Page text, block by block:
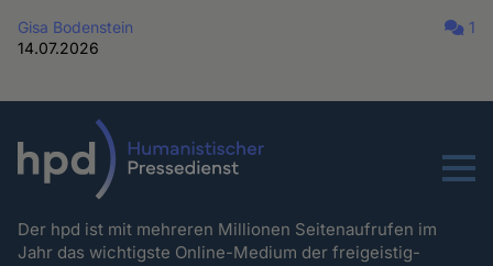
Gisa Bodenstein
14.07.2026
1
Menu
Der hpd ist mit mehreren Millionen Seitenaufrufen im
Jahr das wichtigste Online-Medium der freigeistig-